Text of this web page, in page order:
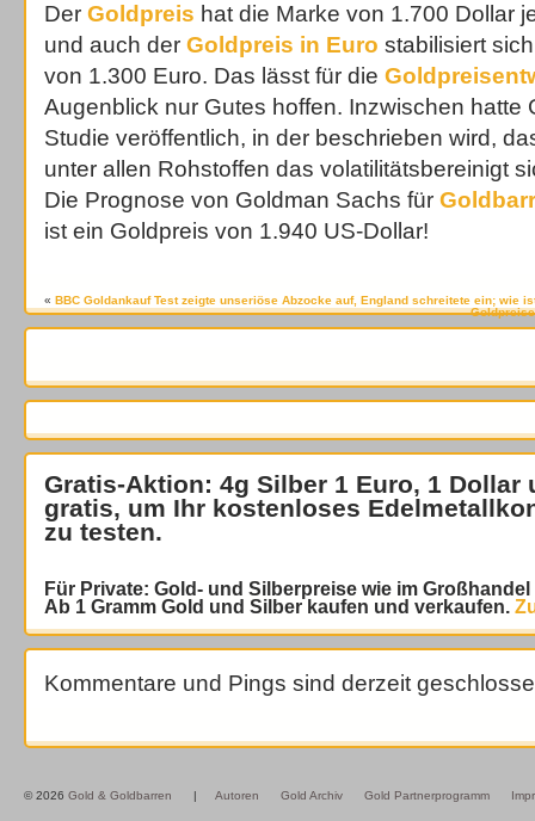
Der Goldpreis hat die Marke von 1.700 Dollar
und auch der Goldpreis in Euro stabilisiert
von 1.300 Euro. Das lässt für die
Augenblick nur Gutes hoffen. Inzwischen hatte
Studie veröffentlich, in der beschrieben wird,
unter allen Rohstoffen das volatilitätsbereinigt
Die Prognose von Goldman Sachs für
ist ein Goldpreis von 1.940 US-Dollar!
« BBC Goldankauf Test zeigte unseriöse Abzocke auf, England schreitete ein; wie
Gratis-Aktion: 4g Silber 1 Euro, 1 Dollar
gratis, um Ihr kostenloses
zu testen.
Für Private: Gold- und Silberpreise wie im
Ab 1 Gramm Gold und Silber kaufen und verkaufen.
Kommentare und Pings sind derzeit
© 2026 Gold & Goldbarren | Autoren Gold Archiv Gold Partnerprogramm